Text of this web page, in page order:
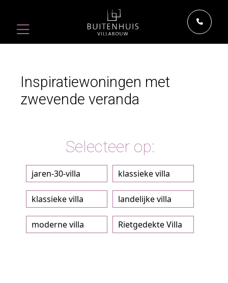
Inspiratiewoningen met
zwevende veranda
Selecteer op:
jaren-30-villa klassieke villa
klassieke villa landelijke villa
moderne villa Rietgedekte Villa